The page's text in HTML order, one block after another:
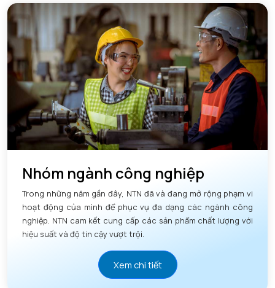
Nhóm ngành công nghiệp
Trong những năm gần đây, NTN đã và đang mở rộng phạm vi
hoạt động của mình để phục vụ đa dạng các ngành công
nghiệp. NTN cam kết cung cấp các sản phẩm chất lượng với
hiệu suất và độ tin cậy vượt trội.
Xem chi tiết